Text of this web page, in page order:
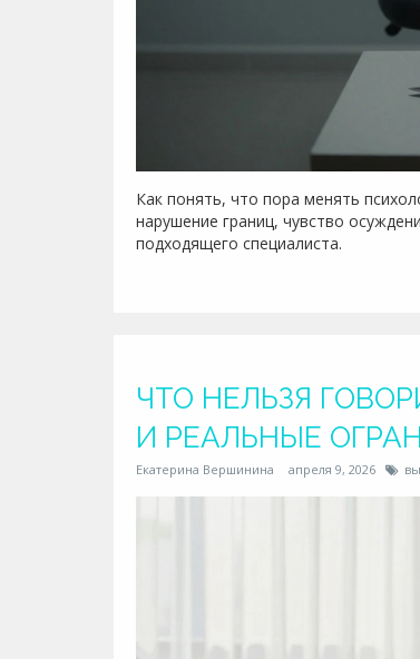
Как понять, что пора менять
нарушение границ, чувство
подходящего специалиста.
ЧТО НЕЛЬЗЯ
И РЕАЛЬНЫЕ
Екатерина Вершинина апреля 9, 2026